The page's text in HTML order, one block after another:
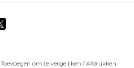
Toevoegen om te vergelijken /Afdrukken